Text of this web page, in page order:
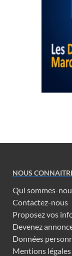
NOUS
Qui sommes-
Contactez-nous
Proposez vos
Devenez
Données
Mentions légales